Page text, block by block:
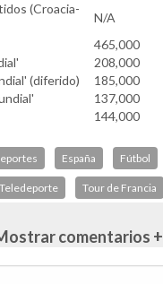
(Croacia-
N/A
465,000
208,000
(diferido)
185,000
137,000
144,000
España Fútbol
Teledeporte Tour de Francia
comentarios +